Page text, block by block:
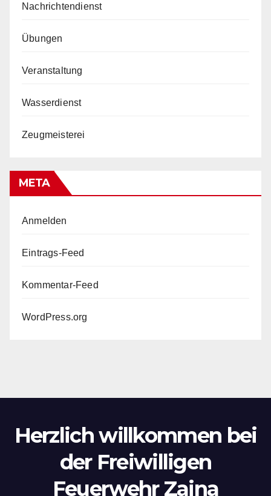
Nachrichtendienst
Übungen
Veranstaltung
Wasserdienst
Zeugmeisterei
META
Anmelden
Eintrags-Feed
Kommentar-Feed
WordPress.org
Herzlich willkommen bei
der Freiwilligen
Feuerwehr Zaina